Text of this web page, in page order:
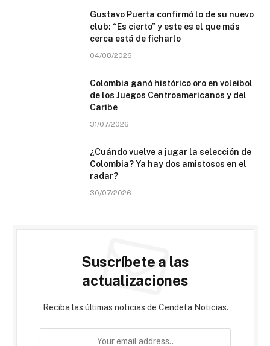
Gustavo Puerta confirmó lo de su nuevo
club: “Es cierto” y este es el que más
cerca está de ficharlo
04/08/2026
Colombia ganó histórico oro en voleibol
de los Juegos Centroamericanos y del
Caribe
31/07/2026
¿Cuándo vuelve a jugar la selección de
Colombia? Ya hay dos amistosos en el
radar?
30/07/2026
Suscríbete a las
actualizaciones
Reciba las últimas noticias de Cendeta Noticias.